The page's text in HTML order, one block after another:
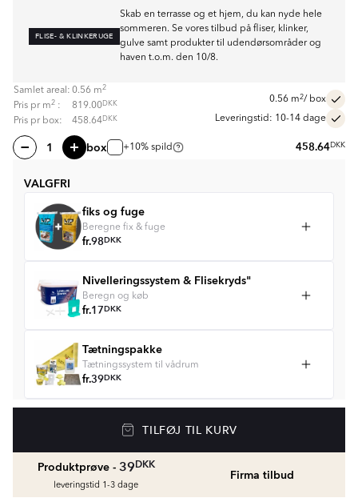
FLISE- & KLINKERUGE
Skab en terrasse og et hjem, du kan nyde hele
sommeren. Se vores tilbud på fliser, klinker,
gulve samt produkter til udendørsområder og
haven t.o.m. den 10/8.
Samlet areal: 0.56 m 2
Pris pr m 2 : 819.00DKK
Pris pr box: 458.64DKK
0.56 m2/ box
Leveringstid: 10-14 dage
box +10% spild 458.64DKK
VALGFRI
fiks og fuge
Beregne fix & fuge
fr.98DKK
Nivelleringssystem & Flisekryds"
Beregn og køb
fr.17DKK
Tætningspakke
Tætningssystem til vådrum
fr.39DKK
Golvvärmepaket med termostat
Vådrumssilikone
TILFØJ TIL KURV
Produktprøve - 39DKK
leveringstid 1-3 dage
Firma tilbud